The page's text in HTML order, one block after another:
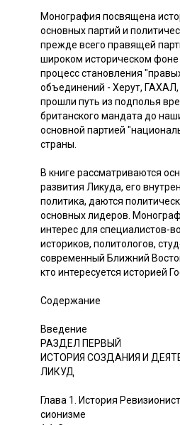
Монография посвящена
основных партий и
прежде всего правящей
широком историческом
процесс становления
объединений - Херут, ГАХАЛ,
прошли путь из подполья
британского мандата до
основной партией
страны.
В книге рассматриваются
развития Ликуда, его
политика, даются
основных лидеров.
интерес для специалистов-
историков, политологов,
современный Ближний
кто интересуется историей
Содержание
Введение
РАЗДЕЛ ПЕРВЫЙ
ИСТОРИЯ СОЗДАНИЯ И
ЛИКУД
Глава 1. История
сионизме